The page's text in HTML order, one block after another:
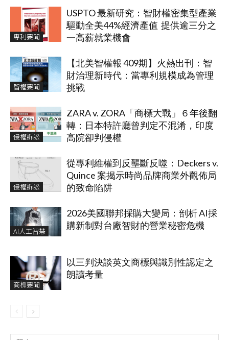
專利要聞
USPTO 最新研究：智財權密集型產業
驅動全美44%經濟產值 提供逾三分之
一高薪就業機會
智權要聞
【北美智權報 409期】火熱出刊：智
財治理新時代：當專利規模成為管理
挑戰
侵權訴訟
ZARA v. ZORA「商標大戰」６年後翻
轉：日本特許廳曾判定不混淆，印度
高院卻判侵權
侵權訴訟
從專利維權到反壟斷反噬：Deckers v.
Quince 案揭示時尚品牌商業外觀佈局
的致命陷阱
AI人工智慧
2026美國聯邦採購大變局：剖析 AI採
購新制對台廠智財的營業秘密危機
商標要聞
以三判決談英文商標與識別性認定之
朗讀考量